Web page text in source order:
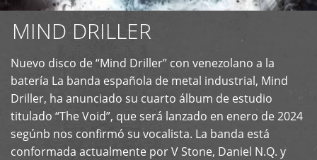
MIND DRILLER
Nuevo disco de “Mind Driller” con venezolano a la
batería La banda española de metal industrial, Mind
Driller, ha anunciado su cuarto álbum de estudio
titulado “The Void”, que será lanzado en enero de 2024
segúnb nos confirmó su vocalista. La banda está
conformada actualmente por V Stone, Daniel N.Q. y
+